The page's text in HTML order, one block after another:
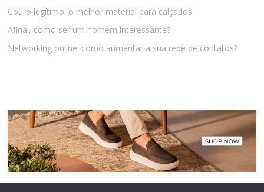
Couro legítimo: o melhor material para calçados
Afinal, como ser um homem interessante?
Networking online: como aumentar a sua rede de contatos?